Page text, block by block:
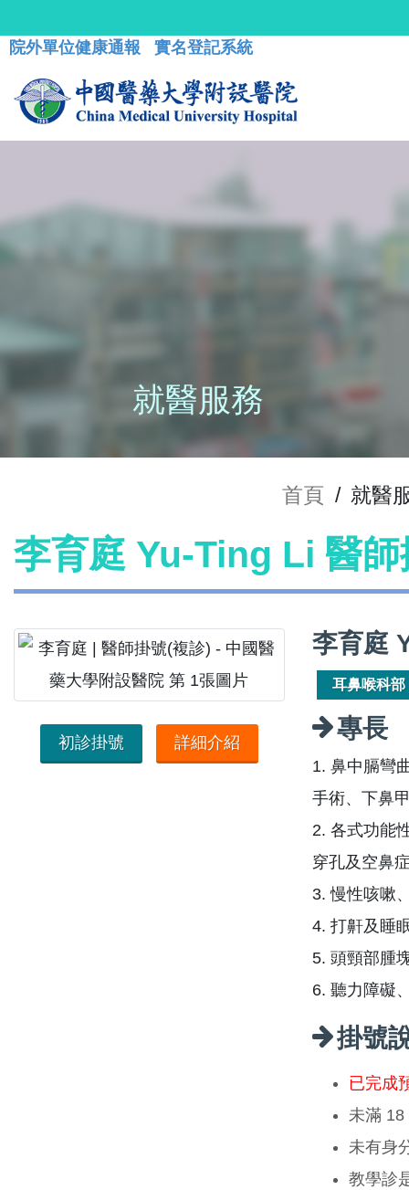
院外單位健康通報 實名登記系統
就醫服務
首頁 / 就醫
李育庭 Yu-Ting Li 醫
初診掛號 詳細介紹
李育庭
耳鼻喉科部
專長
1. 鼻中膈彎
手術、下鼻
2. 各式功能
穿孔及空鼻
3. 慢性咳嗽
4. 打鼾及睡
5. 頭頸部腫
6. 聽力障礙
掛號
已完成
未滿 18
未有身
教學診